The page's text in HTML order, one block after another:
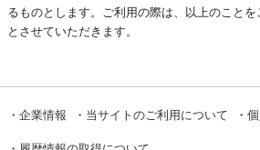
るものとします。ご利用の際は、以上のこと
とさせていただきます。
・ 企業情報 ・ 当サイトのご利用について ・